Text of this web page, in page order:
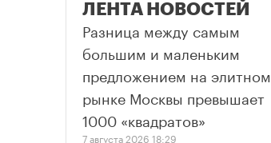
ЛЕНТА НОВОСТЕЙ
Разница между самым
большим и маленьким
предложением на элитном
рынке Москвы превышает
1000 «квадратов»
7 августа 2026 18:29